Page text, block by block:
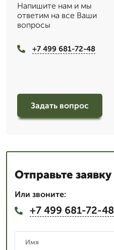
Напишите нам и мы
ответим на все Ваши
вопросы
+7 499 681-72-48
Задать вопрос
Отправьте заявку
Или звоните:
+7 499 681-72-48